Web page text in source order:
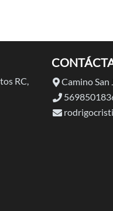
RC,
Camino San